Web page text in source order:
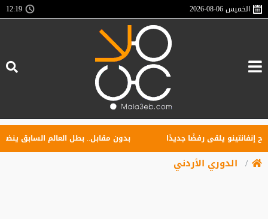
الخميس2026-08-06
12:19
يلقى رفضًا جديدًا بدون مقابل.. بطل العالم السابق ينضم
الدوري الأردني